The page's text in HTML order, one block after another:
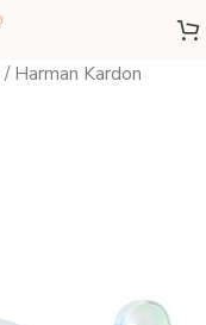
/ Harman Kardon